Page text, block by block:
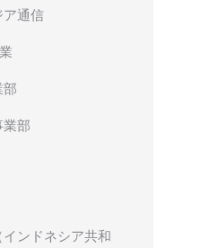
ア通信
部
ンドネシア共和